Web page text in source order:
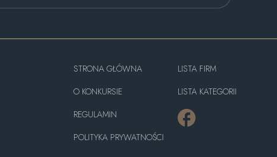
STRONA GŁÓWNA
O KONKURSIE
REGULAMIN
POLITYKA PRYWATNOŚCI
LISTA FIRM
LISTA KATEGORII